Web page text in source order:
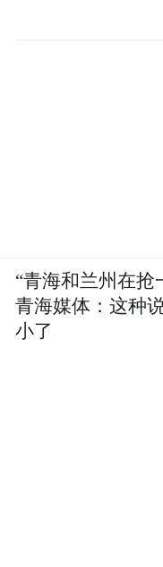
“青海和兰州在抢
青海媒体：这种
小了